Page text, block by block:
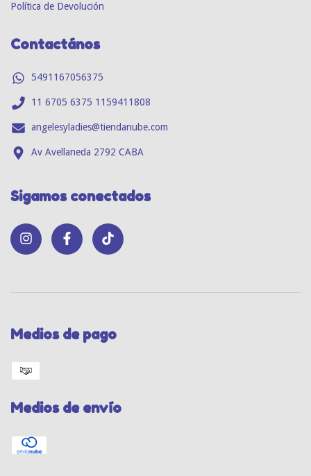
Política de Devolución
Contactános
5491167056375
11 6705 6375 1159411808
angelesyladies@tiendanube.com
Av Avellaneda 2792 CABA
Sigamos conectados
Medios de pago
Medios de envío